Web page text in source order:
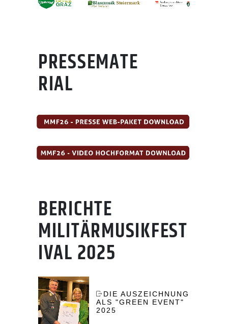
PRESSEMATE
RIAL
BERICHTE
MILITÄRMUSIKFEST
IVAL 2025
DIE AUSZEICHNUNG
ALS "GREEN EVENT"
2025